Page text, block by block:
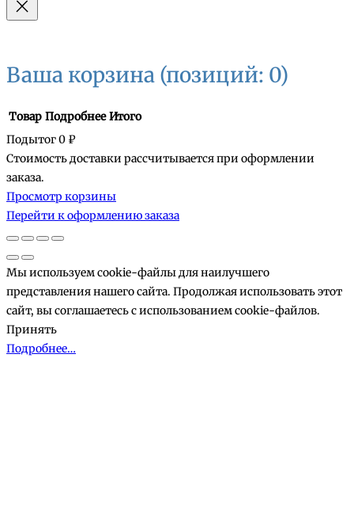
Ваша корзина (позиций: 0)
Товары
в
корзине
Товар Подробнее Итого
Подытог0 ₽
Стоимость доставки рассчитывается при оформлении
заказа.
Просмотр корзины
Перейти к оформлению заказа
Мы используем cookie-файлы для наилучшего
представления нашего сайта. Продолжая использовать этот
сайт, вы соглашаетесь с использованием cookie-файлов.
Принять
Подробнее…